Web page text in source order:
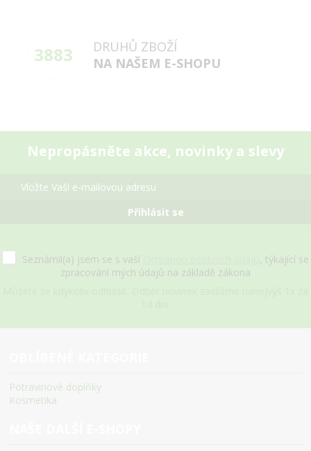
3883
DRUHŮ ZBOŽÍ
NA NAŠEM E-SHOPU
Nepropásněte akce, novinky a slevy
Přihlásit se
Seznámil(a) jsem se s vaší
, týkající se
zpracování mých údajů na základě zákona
Potravinové doplňky
Kosmetika